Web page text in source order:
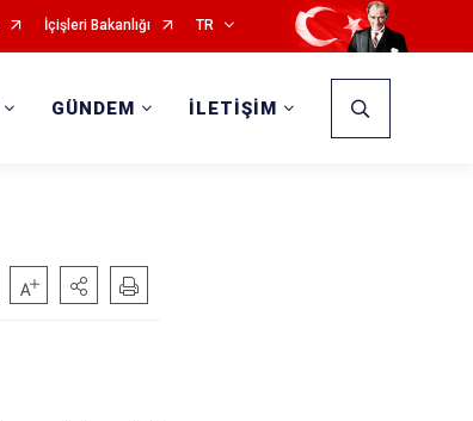
İçişleri Bakanlığı TR
GÜNDEM İLETİŞİM